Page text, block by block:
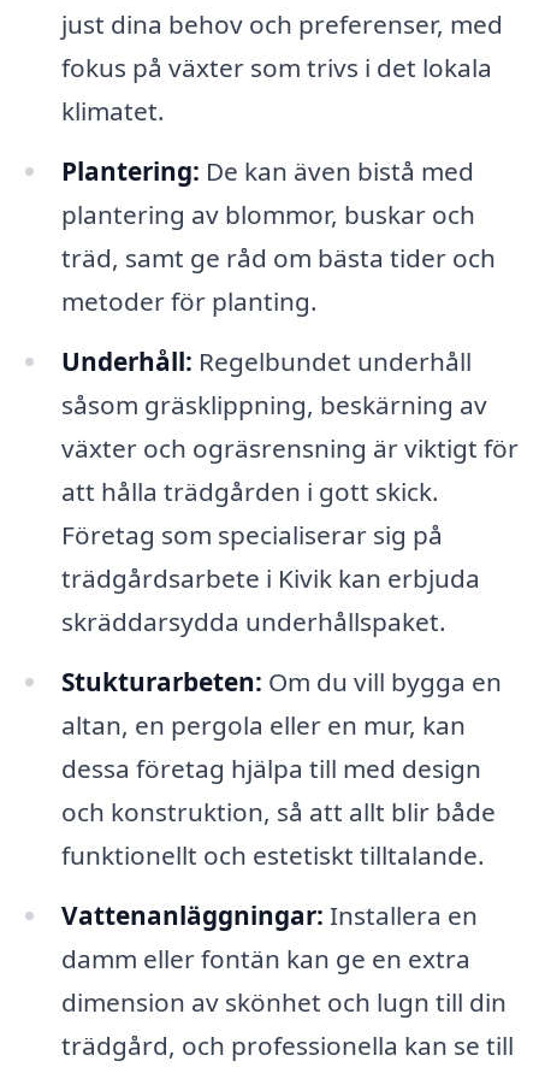
just dina behov och preferenser, med
fokus på växter som trivs i det lokala
klimatet.
Plantering: De kan även bistå med
plantering av blommor, buskar och
träd, samt ge råd om bästa tider och
metoder för planting.
Underhåll: Regelbundet underhåll
såsom gräsklippning, beskärning av
växter och ogräsrensning är viktigt för
att hålla trädgården i gott skick.
Företag som specialiserar sig på
trädgårdsarbete i Kivik kan erbjuda
skräddarsydda underhållspaket.
Stukturarbeten: Om du vill bygga en
altan, en pergola eller en mur, kan
dessa företag hjälpa till med design
och konstruktion, så att allt blir både
funktionellt och estetiskt tilltalande.
Vattenanläggningar: Installera en
damm eller fontän kan ge en extra
dimension av skönhet och lugn till din
trädgård, och professionella kan se till